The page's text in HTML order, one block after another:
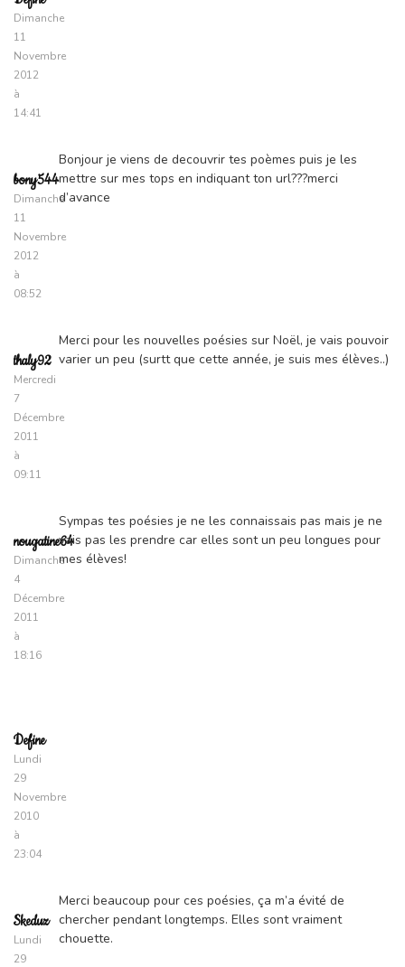
Dimanche
11
Novembre
2012
à
14:41
bony544
Dimanche
11
Novembre
2012
à
08:52
Bonjour je viens de decouvrir tes poèmes puis je les
mettre sur mes tops en indiquant ton url???merci
d’avance
thaly92
Mercredi
7
Décembre
2011
à
09:11
Merci pour les nouvelles poésies sur Noël, je vais pouvoir
varier un peu (surtt que cette année, je suis mes élèves..)
nougatine64
Dimanche
4
Décembre
2011
à
18:16
Sympas tes poésies je ne les connaissais pas mais je ne
vais pas les prendre car elles sont un peu longues pour
mes élèves!
Define
Lundi
29
Novembre
2010
à
23:04
Skeduz
Lundi
29
Merci beaucoup pour ces poésies, ça m’a évité de
chercher pendant longtemps. Elles sont vraiment
chouette.